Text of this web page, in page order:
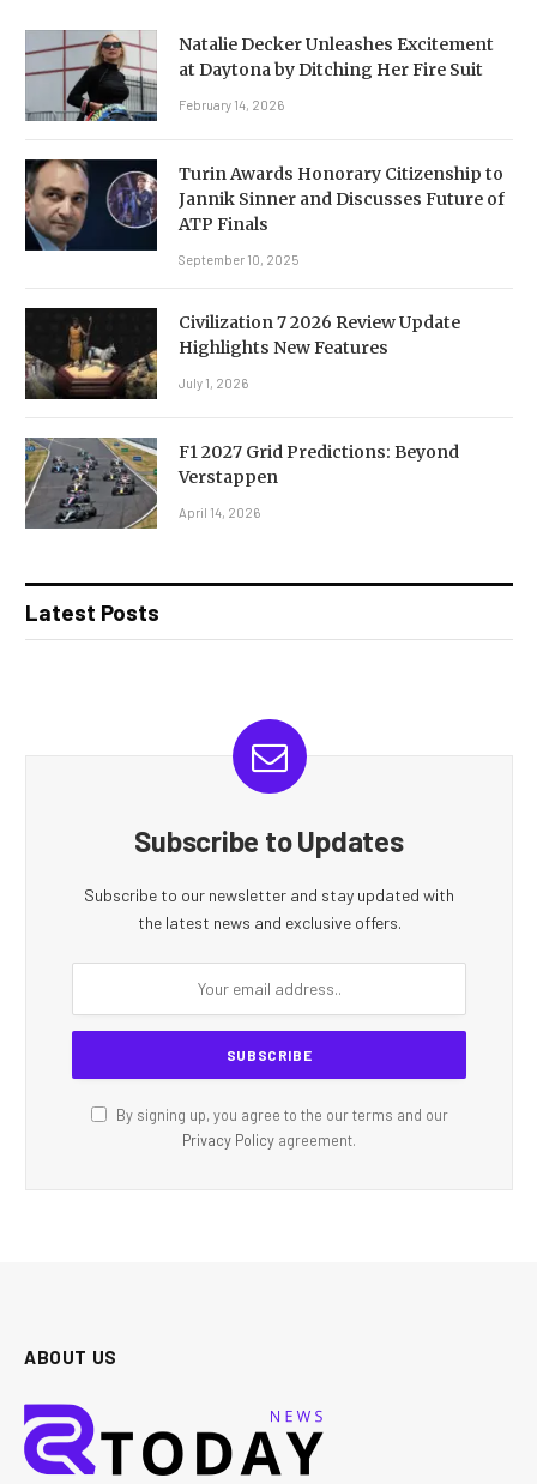
Natalie Decker Unleashes Excitement
at Daytona by Ditching Her Fire Suit
February 14, 2026
Turin Awards Honorary Citizenship to
Jannik Sinner and Discusses Future of
ATP Finals
September 10, 2025
Civilization 7 2026 Review Update
Highlights New Features
July 1, 2026
F1 2027 Grid Predictions: Beyond
Verstappen
April 14, 2026
Latest Posts
Subscribe to Updates
Subscribe to our newsletter and stay updated with
the latest news and exclusive offers.
By signing up, you agree to the our terms and our
Privacy Policy agreement.
ABOUT US